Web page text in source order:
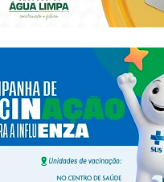
https://piracanjuba.go.gov.br/